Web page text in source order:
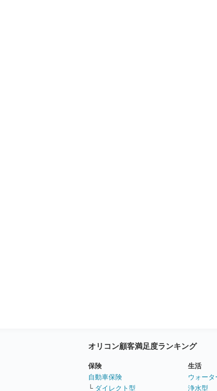
オリコン顧客満足度ランキング
保険
自動車保険
└ ダイレクト型
生活
ウォー
浄水型